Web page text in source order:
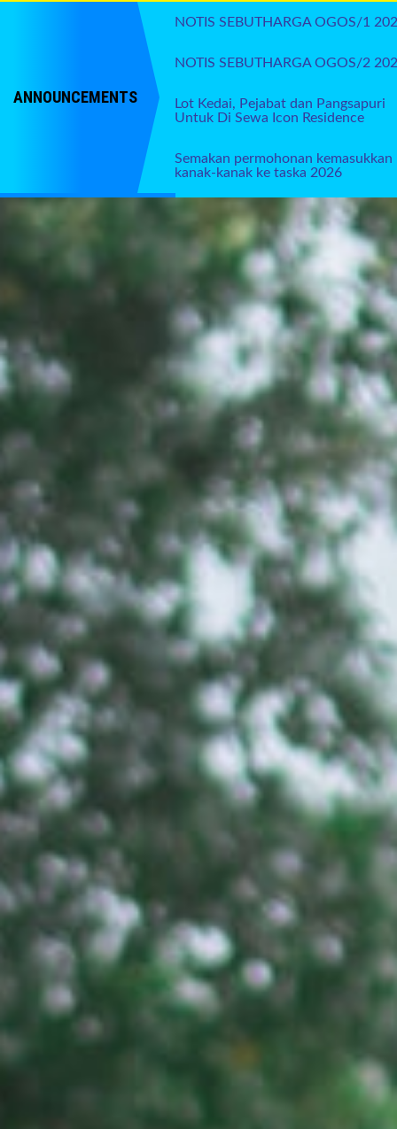
ANNOUNCEMENTS
NOTIS SEBUTHARGA OGOS/1
NOTIS SEBUTHARGA OGOS/2
Lot Kedai, Pejabat dan Pangsapuri
Untuk Di Sewa Icon Residence
Semakan permohonan kemasukkan
kanak-kanak ke taska 2026